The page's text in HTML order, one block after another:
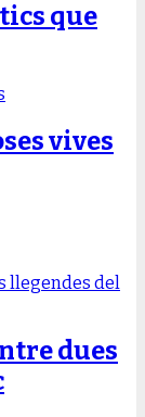
que
vives
dues